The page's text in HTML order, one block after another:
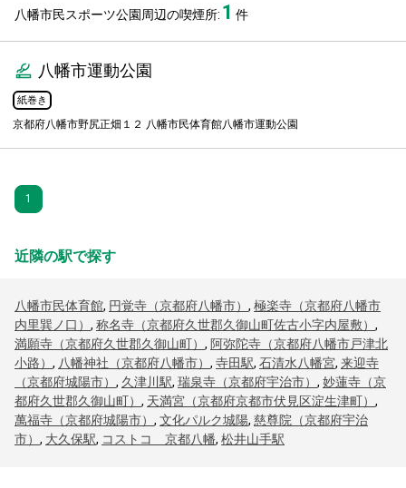
八幡市民スポーツ公園周辺の喫煙所: 1 件
八幡市運動公園
紙巻き
京都府八幡市野尻正畑１２ 八幡市民体育館八幡市運動公園
1
近隣の駅で探す
八幡市民体育館, 円覚寺（京都府八幡市） , 極楽寺（京都府八幡市
内里巽ノ口） , 称名寺（京都府久世郡久御山町佐古小字内屋敷） ,
満願寺（京都府久世郡久御山町） , 阿弥陀寺（京都府八幡市戸津北
小路） , 八幡神社（京都府八幡市） , 寺田駅, 石清水八幡宮, 来迎寺
（京都府城陽市） , 久津川駅, 瑞泉寺（京都府宇治市） , 妙蓮寺（京
都府久世郡久御山町） , 天満宮（京都府京都市伏見区淀生津町） ,
萬福寺（京都府城陽市） , 文化パルク城陽, 慈尊院（京都府宇治
市） , 大久保駅, コストコ 京都八幡, 松井山手駅